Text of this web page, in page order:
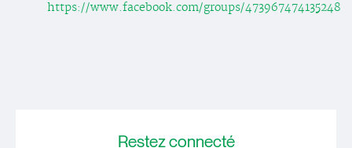
https://www.facebook.com/groups/473967474135248
Restezconnecté